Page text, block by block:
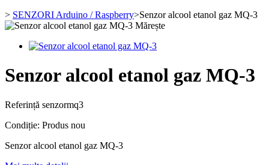
> SENZORI Arduino / Raspberry>Senzor alcool etanol gaz MQ-3
Mărește
Senzor alcool etanol gaz MQ-3
Referință senzormq3
Condiție: Produs nou
Senzor alcool etanol gaz MQ-3